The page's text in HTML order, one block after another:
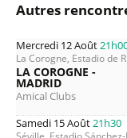
Autres
Mercredi 12 Août
La Corogne, Estadio de
LA COROGNE -
MADRID
Amical Clubs
Samedi 15 Août21h30